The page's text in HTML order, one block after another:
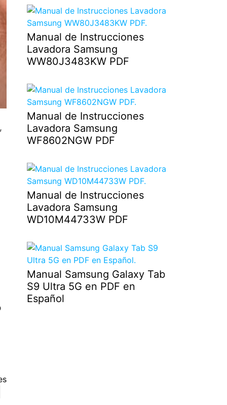
Manual de Instrucciones
Lavadora Samsung
WW80J3483KW PDF
Manual de Instrucciones
Lavadora Samsung
WF8602NGW PDF
Manual de Instrucciones
Lavadora Samsung
WD10M44733W PDF
Manual Samsung Galaxy Tab
S9 Ultra 5G en PDF en
Español